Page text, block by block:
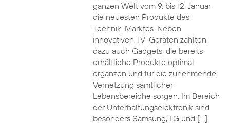
ganzen Welt vom 9. bis 12. Januar
die neuesten Produkte des
Technik-Marktes. Neben
innovativen TV-Geräten zählten
dazu auch Gadgets, die bereits
erhältliche Produkte optimal
ergänzen und für die zunehmende
Vernetzung sämtlicher
Lebensbereiche sorgen. Im Bereich
der Unterhaltungselektronik sind
besonders Samsung, LG und […]